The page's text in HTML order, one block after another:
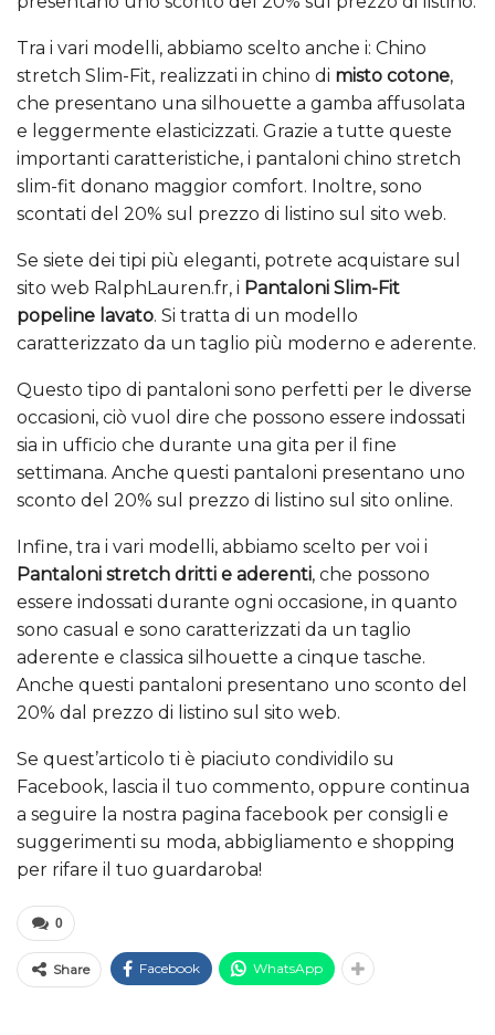
Tra i vari modelli, abbiamo scelto anche i: Chino
stretch Slim-Fit, realizzati in chino di misto cotone,
che presentano una silhouette a gamba affusolata
e leggermente elasticizzati. Grazie a tutte queste
importanti caratteristiche, i pantaloni chino stretch
slim-fit donano maggior comfort. Inoltre, sono
scontati del 20% sul prezzo di listino sul sito web.
Se siete dei tipi più eleganti, potrete acquistare sul
sito web RalphLauren.fr, i Pantaloni Slim-Fit
popeline lavato. Si tratta di un modello
caratterizzato da un taglio più moderno e aderente.
Questo tipo di pantaloni sono perfetti per le diverse
occasioni, ciò vuol dire che possono essere indossati
sia in ufficio che durante una gita per il fine
settimana. Anche questi pantaloni presentano uno
sconto del 20% sul prezzo di listino sul sito online.
Infine, tra i vari modelli, abbiamo scelto per voi i
Pantaloni stretch dritti e aderenti, che possono
essere indossati durante ogni occasione, in quanto
sono casual e sono caratterizzati da un taglio
aderente e classica silhouette a cinque tasche.
Anche questi pantaloni presentano uno sconto del
20% dal prezzo di listino sul sito web.
Se quest’articolo ti è piaciuto condividilo su
Facebook, lascia il tuo commento, oppure continua
a seguire la nostra pagina facebook per consigli e
suggerimenti su moda, abbigliamento e shopping
per rifare il tuo guardaroba!
0
Share Facebook WhatsApp